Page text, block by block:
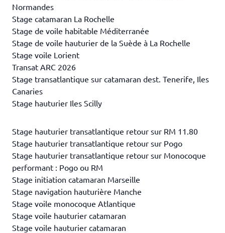
Normandes
Stage catamaran La Rochelle
Stage de voile habitable Méditerranée
Stage de voile hauturier de la Suède à La Rochelle
Stage voile Lorient
Transat ARC 2026
Stage transatlantique sur catamaran dest. Tenerife, Iles
Canaries
Stage hauturier Iles Scilly
Stage hauturier transatlantique retour sur RM 11.80
Stage hauturier transatlantique retour sur Pogo
Stage hauturier transatlantique retour sur Monocoque
performant : Pogo ou RM
Stage initiation catamaran Marseille
Stage navigation hauturière Manche
Stage voile monocoque Atlantique
Stage voile hauturier catamaran
Stage voile hauturier catamaran